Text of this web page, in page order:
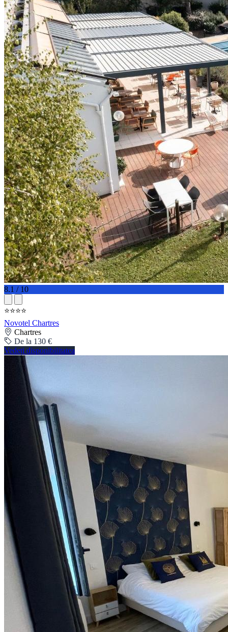
8.1 / 10
⭐⭐⭐⭐
Novotel Chartres
Chartres
De la 130 €
Vedeți disponibilitatea